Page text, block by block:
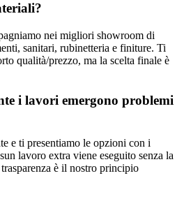
nei migliori showroom di
sanitari, rubinetteria e finiture. Ti
qualità/prezzo, ma la scelta finale è
i lavori emergono problemi
e ti presentiamo le opzioni con i
lavoro extra viene eseguito senza la
è il nostro principio